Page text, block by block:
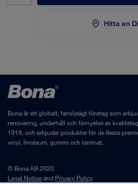
Hitta en
Bona är ett globalt, familjeägt företag som
renovering, underhåll och förnyelse av
1919, och erbjuder produkter för de flesta
vinyl, linoleum, gummi och laminat.
© Bona AB 2020
Legal Noticeand Privacy Policy